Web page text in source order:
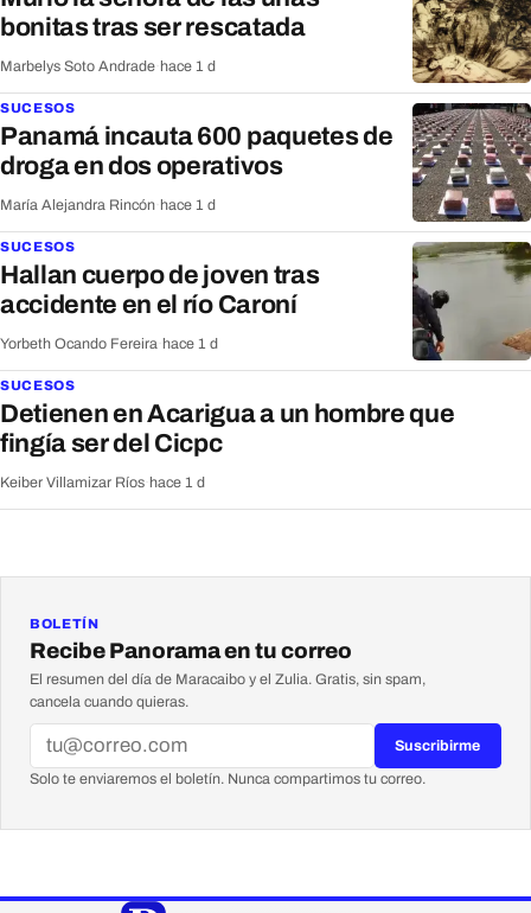
bonitas tras ser rescatada
Marbelys Soto Andrade hace 1 d
SUCESOS
Panamá incauta 600 paquetes de
droga en dos operativos
María Alejandra Rincón hace 1 d
SUCESOS
Hallan cuerpo de joven tras
accidente en el río Caroní
Yorbeth Ocando Fereira hace 1 d
SUCESOS
Detienen en Acarigua a un hombre que
fingía ser del Cicpc
Keiber Villamizar Ríos hace 1 d
BOLETÍN
Recibe Panorama en tu correo
El resumen del día de Maracaibo y el Zulia. Gratis, sin spam,
cancela cuando quieras.
Suscribirme
Solo te enviaremos el boletín. Nunca compartimos tu correo.